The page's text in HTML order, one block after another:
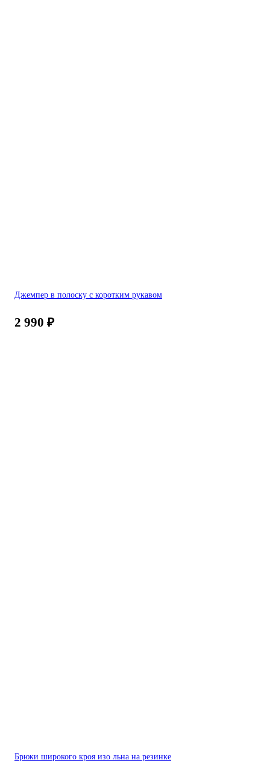
Джемпер в полоску с коротким рукавом
2 990 ₽
Брюки широкого кроя изо льна на резинке